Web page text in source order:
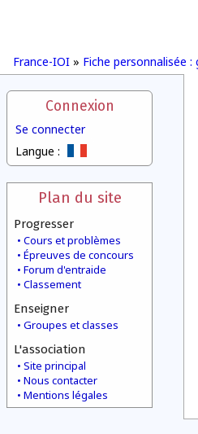
France-IOI » Fiche personnalisée
Connexion
Se connecter
Langue :
Plan du site
Progresser
Cours et problèmes
Épreuves de concours
Forum d'entraide
Classement
Enseigner
Groupes et classes
L'association
Site principal
Nous contacter
Mentions légales